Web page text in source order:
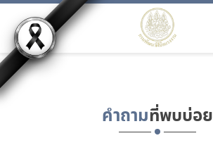
EN9
คำถามที่พบบ่อย